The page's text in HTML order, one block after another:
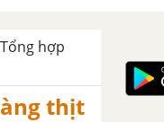
Tổng hợp
thịt